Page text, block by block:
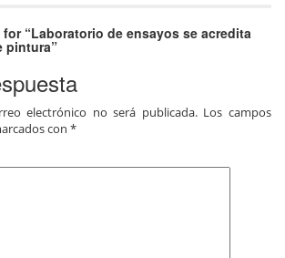
“Laboratorio de ensayos se acredita
pintura”
electrónico no será publicada. Los campos
con *